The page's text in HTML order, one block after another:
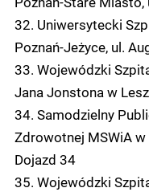
32. Uniwersytecki
Poznań-Jeżyce, ul.
33. Wojewódzki
Jana Jonstona w
34. Samodzielny
Zdrowotnej MSWiA w
Dojazd 34
35. Wojewódzki